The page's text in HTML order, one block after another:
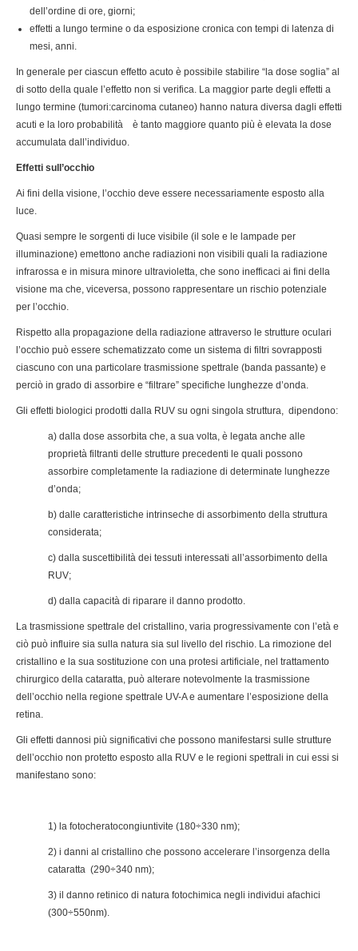
dell’ordine di ore, giorni;
effetti a lungo termine o da esposizione cronica con tempi di latenza di
mesi, anni.
In generale per ciascun effetto acuto è possibile stabilire “la dose soglia” al
di sotto della quale l’effetto non si verifica. La maggior parte degli effetti a
lungo termine (tumori:carcinoma cutaneo) hanno natura diversa dagli effetti
acuti e la loro probabilità è tanto maggiore quanto più è elevata la dose
accumulata dall’individuo.
Effetti sull’occhio
Ai fini della visione, l’occhio deve essere necessariamente esposto alla
luce.
Quasi sempre le sorgenti di luce visibile (il sole e le lampade per
illuminazione) emettono anche radiazioni non visibili quali la radiazione
infrarossa e in misura minore ultravioletta, che sono inefficaci ai fini della
visione ma che, viceversa, possono rappresentare un rischio potenziale
per l’occhio.
Rispetto alla propagazione della radiazione attraverso le strutture oculari
l’occhio può essere schematizzato come un sistema di filtri sovrapposti
ciascuno con una particolare trasmissione spettrale (banda passante) e
perciò in grado di assorbire e “filtrare” specifiche lunghezze d’onda.
Gli effetti biologici prodotti dalla RUV su ogni singola struttura, dipendono:
a) dalla dose assorbita che, a sua volta, è legata anche alle
proprietà filtranti delle strutture precedenti le quali possono
assorbire completamente la radiazione di determinate lunghezze
d’onda;
b) dalle caratteristiche intrinseche di assorbimento della struttura
considerata;
c) dalla suscettibilità dei tessuti interessati all’assorbimento della
RUV;
d) dalla capacità di riparare il danno prodotto.
La trasmissione spettrale del cristallino, varia progressivamente con l’età e
ciò può influire sia sulla natura sia sul livello del rischio. La rimozione del
cristallino e la sua sostituzione con una protesi artificiale, nel trattamento
chirurgico della cataratta, può alterare notevolmente la trasmissione
dell’occhio nella regione spettrale UV-A e aumentare l’esposizione della
retina.
Gli effetti dannosi più significativi che possono manifestarsi sulle strutture
dell’occhio non protetto esposto alla RUV e le regioni spettrali in cui essi si
manifestano sono:
1) la fotocheratocongiuntivite (180÷330 nm);
2) i danni al cristallino che possono accelerare l’insorgenza della
cataratta (290÷340 nm);
3) il danno retinico di natura fotochimica negli individui afachici
(300÷550nm).